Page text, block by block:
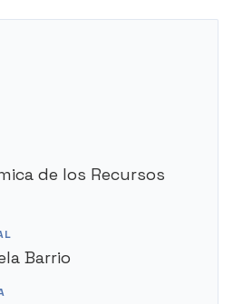
de los Recursos
Barrio